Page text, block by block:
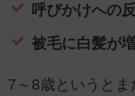
呼びかけへの
被毛に白髪が
7～8歳というと